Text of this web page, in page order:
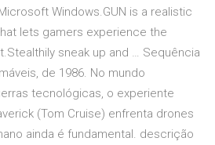
Windows.GUN is a realistic
lets gamers experience the
sneak up and … Sequência
de 1986. No mundo
tecnológicas, o experiente
(Tom Cruise) enfrenta drones
ainda é fundamental. descrição